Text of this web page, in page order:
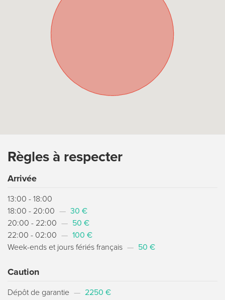
Règles à respecter
Arrivée
13:00 - 18:00
18:00 - 20:00 — 30 €
20:00 - 22:00 — 50 €
22:00 - 02:00 — 100 €
Week-ends et jours fériés français — 50 €
Caution
Dépôt de garantie — 2250 €